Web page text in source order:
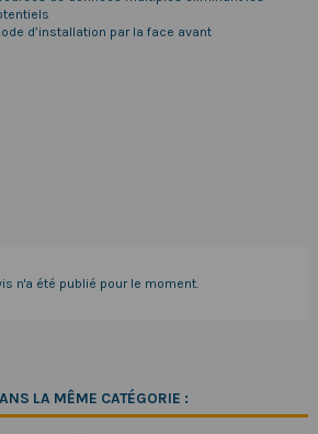
d’installation par la face avant
n'a été publié pour le moment.
LA MÊME CATÉGORIE :